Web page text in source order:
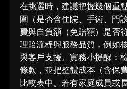
在挑選時，建議把握幾個重
圍（是否含住院、手術、門
費與自負額（免賠額）是否
理賠流程與服務品質，例如
與客戶支援。實務小提醒：
條款，並把整體成本（含保
比較表中。若有家庭成員或